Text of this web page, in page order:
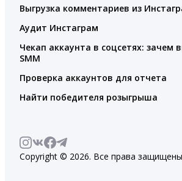
Выгрузка комментариев из
Аудит Инстаграм
Чекап аккаунта в соцсетях: зачем
SMM
Проверка аккаунтов для отчета
Найти победителя розыгрыша
Copyright © 2026. Все права